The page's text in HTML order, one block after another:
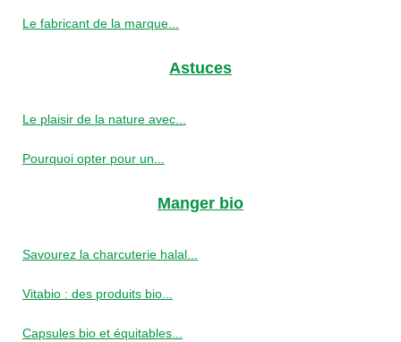
Le fabricant de la marque...
Astuces
Le plaisir de la nature avec...
Pourquoi opter pour un...
Manger bio
Savourez la charcuterie halal...
Vitabio : des produits bio...
Capsules bio et équitables...